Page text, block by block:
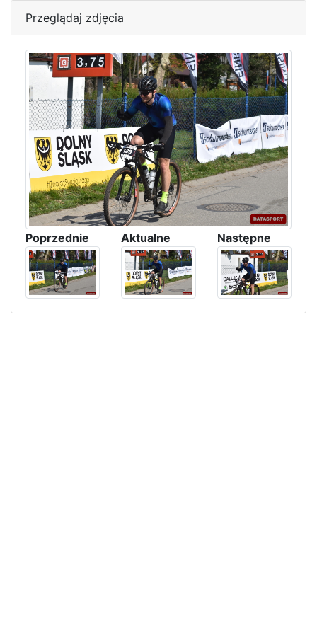
Przeglądaj zdjęcia
Poprzednie Aktualne Następne